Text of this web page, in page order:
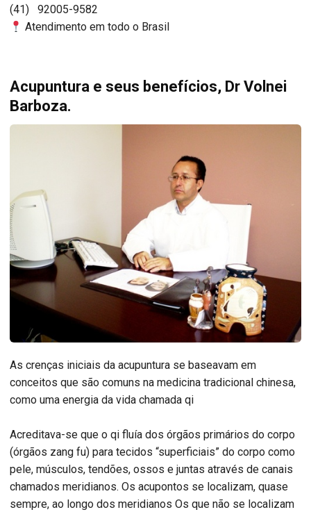
(41) 92005-9582
Atendimento em todo o Brasil
Acupuntura e seus benefícios, Dr Volnei
Barboza.
As crenças iniciais da acupuntura se baseavam em
conceitos que são comuns na medicina tradicional chinesa,
como uma energia da vida chamada qi
Acreditava-se que o qi fluía dos órgãos primários do corpo
(órgãos zang fu) para tecidos “superficiais” do corpo como
pele, músculos, tendões, ossos e juntas através de canais
chamados meridianos. Os acupontos se localizam, quase
sempre, ao longo dos meridianos Os que não se localizam